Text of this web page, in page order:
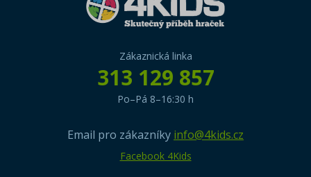
Zákaznická linka
313 129 857
Po–Pá 8–16:30 h
Email pro zákazníky info@4kids.cz
Facebook 4Kids